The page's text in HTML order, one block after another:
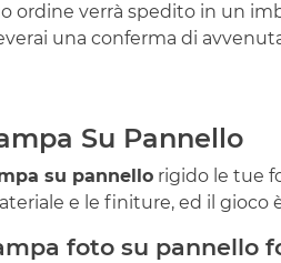
ordine verrà spedito in un
una conferma di
Su Pannello
su pannello rigido le tue
e le finiture, ed il gioco
foto su pannello